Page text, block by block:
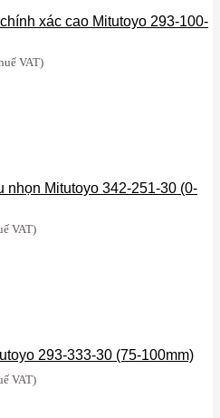
xác cao Mitutoyo 293-100-
VAT)
nhọn Mitutoyo 342-251-30 (0-
VAT)
293-333-30 (75-100mm)
VAT)